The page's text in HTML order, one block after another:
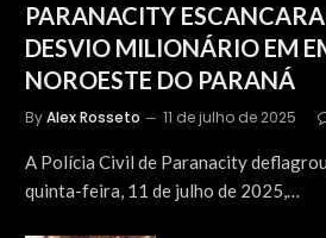
PARANACITY
DESVIO MILIONÁRIO EM
NOROESTE DO PARANÁ
ByAlex Rosseto 11 de julho de 2025
A Polícia Civil de Paranacity
quinta-feira, 11 de julho de 2025,…